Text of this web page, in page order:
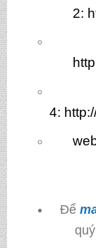
2:
4:
Để